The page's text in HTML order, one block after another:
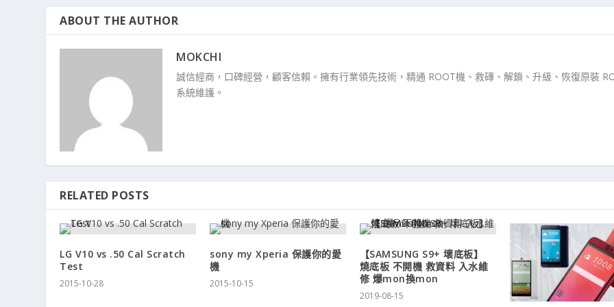
ABOUT THE AUTHOR
MOKCHI
誠信經商，口碑經營，顧客信賴。擁有行業領先技術，精通 ROOT機、救磚、解鎖、升級、恢復原裝
系統維護。
RELATED POSTS
LG V10 vs .50 Cal Scratch
Test
2015-10-28
sony my Xperia 保護你的愛
機
2015-10-15
【SAMSUNG S9+ 壞底板】
燒底板 不開機 救資料 入水維
修 爆mon換mon
2019-08-15